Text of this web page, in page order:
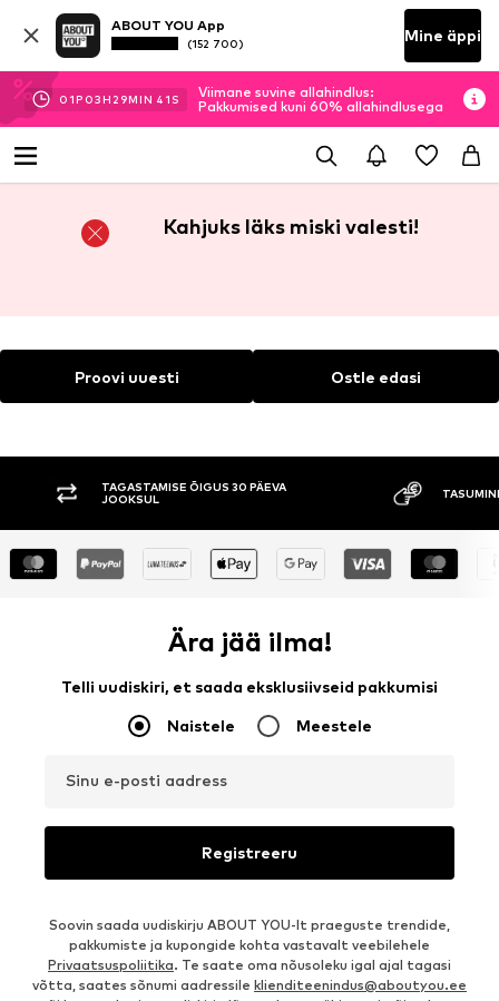
ABOUT YOU App
(152 700) Mine äppi
01P 03H 29MIN 41 S
Viimane suvine allahindlus:
Pakkumised kuni 60% allahindlusega
Kahjuks läks miski valesti!
Proovi uuesti Ostle edasi
TAGASTAMISE ÕIGUS 30 PÄEVA
JOOKSUL
Ära jää ilma!
Telli uudiskiri, et saada eksklusiivseid pakkumisi
Naistele Meestele
Sinu e-posti aadress
Registreeru
Soovin saada uudiskirju ABOUT YOU-lt praeguste trendide,
pakkumiste ja kupongide kohta vastavalt veebilehele
Privaatsuspoliitika. Te saate oma nõusoleku igal ajal tagasi
võtta, saates sõnumi aadressile klienditeenindus@aboutyou.ee